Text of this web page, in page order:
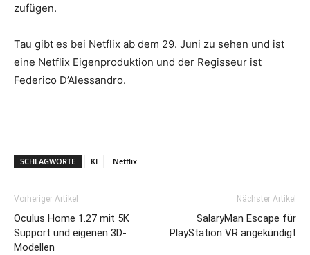
zufügen.
Tau gibt es bei Netflix ab dem 29. Juni zu sehen und ist
eine Netflix Eigenproduktion und der Regisseur ist
Federico D’Alessandro.
SCHLAGWORTE KI Netflix
Vorheriger Artikel
Oculus Home 1.27 mit 5K
Support und eigenen 3D-
Modellen
Nächster Artikel
SalaryMan Escape für
PlayStation VR angekündigt